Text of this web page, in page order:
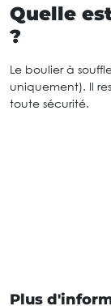
Quelle
?
Le boulier à
uniquement). Il
toute sécurité.
Plus